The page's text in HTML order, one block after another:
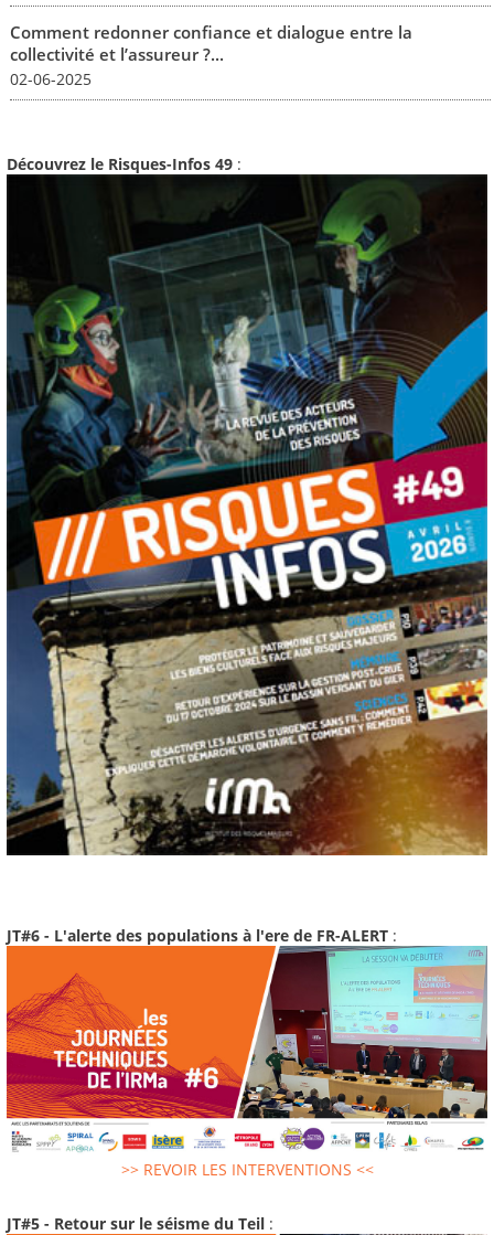
Comment redonner confiance et dialogue entre la
collectivité et l’assureur ?...
02-06-2025
Découvrez le Risques-Infos 49 :
JT#6 - L'alerte des populations à l'ere de FR-ALERT :
>> REVOIR LES INTERVENTIONS <<
JT#5 - Retour sur le séisme du Teil :